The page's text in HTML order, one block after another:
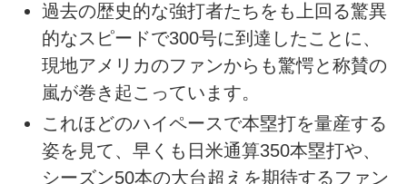
過去の歴史的な強打者たちをも上回る驚異
的なスピードで300号に到達したことに、
現地アメリカのファンからも驚愕と称賛の
嵐が巻き起こっています。
これほどのハイペースで本塁打を量産する
姿を見て、早くも日米通算350本塁打や、
シーズン50本の大台超えを期待するファン